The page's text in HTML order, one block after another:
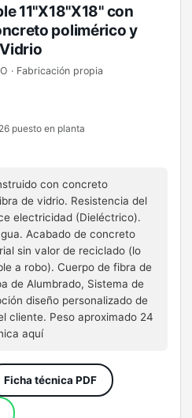
11"X18"X18" con
polimérico y
· Fabricación propia
puesto en planta
con concreto
de vidrio. Resistencia del
electricidad (Dieléctrico).
Acabado de concreto
sin valor de reciclado (lo
a robo). Cuerpo de fibra de
de Alumbrado, Sistema de
diseño personalizado de
cliente. Peso aproximado 24
aquí
Ficha técnica PDF